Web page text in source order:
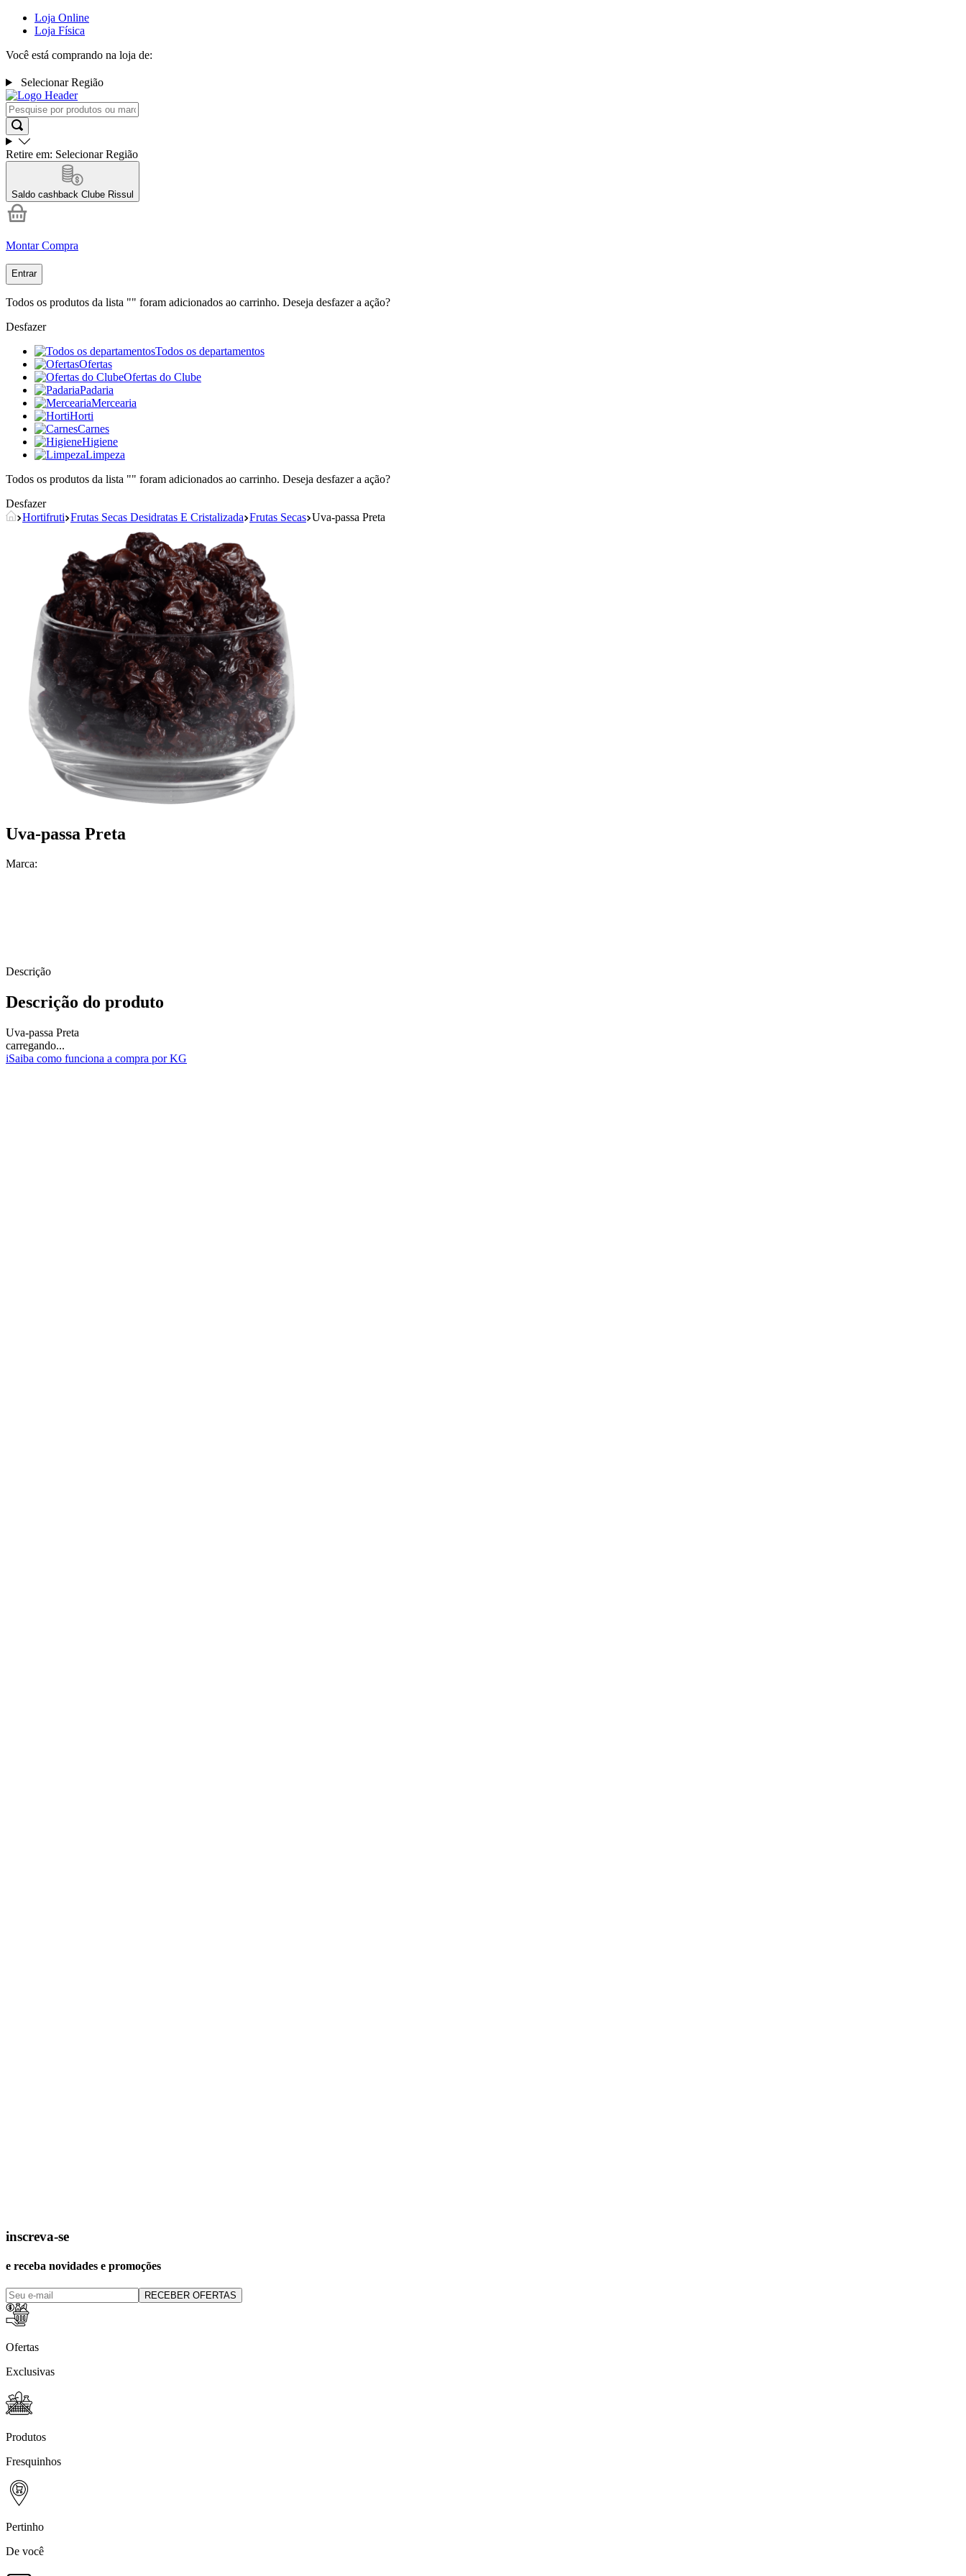
Loja Online
Loja Física
Você está comprando na loja de:
Selecionar Região
Retire em: Selecionar Região
Saldo cashback Clube Rissul
Montar Compra
Entrar
Todos os produtos da lista "" foram adicionados ao carrinho. Deseja desfazer a ação?
Desfazer
Todos os departamentos
Ofertas
Ofertas do Clube
Padaria
Mercearia
Horti
Carnes
Higiene
Limpeza
Todos os produtos da lista "" foram adicionados ao carrinho. Deseja desfazer a ação?
Desfazer
Hortifruti Frutas Secas Desidratas E Cristalizada Frutas Secas Uva-passa Preta
Uva-passa Preta
Marca:
Descrição
Descrição do produto
Uva-passa Preta
carregando...
iSaiba como funciona a compra por KG
inscreva-se
e receba novidades e promoções
RECEBER OFERTAS
Ofertas
Exclusivas
Produtos
Fresquinhos
Pertinho
De você